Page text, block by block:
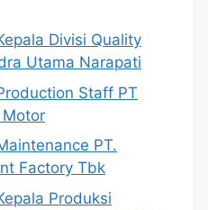
Divisi Quality
Utama Narapati
Staff PT
PT.
Factory Tbk
Produksi